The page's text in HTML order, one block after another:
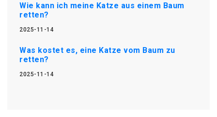
Wie kann ich meine Katze aus einem Baum
retten?
2025-11-14
Was kostet es, eine Katze vom Baum zu
retten?
2025-11-14